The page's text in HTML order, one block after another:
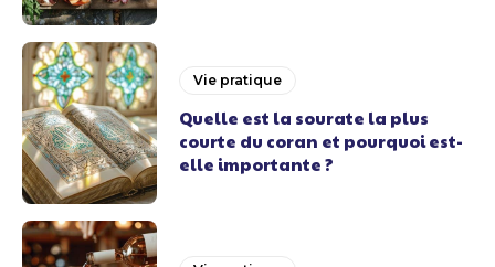
Vie pratique
Quelle est la sourate la plus
courte du coran et pourquoi est-
elle importante ?